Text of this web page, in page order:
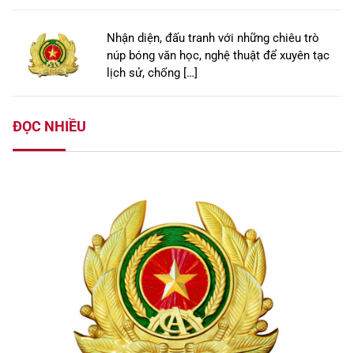
Nhận diện, đấu tranh với những chiêu trò
núp bóng văn học, nghệ thuật để xuyên tạc
lịch sử, chống […]
ĐỌC NHIỀU